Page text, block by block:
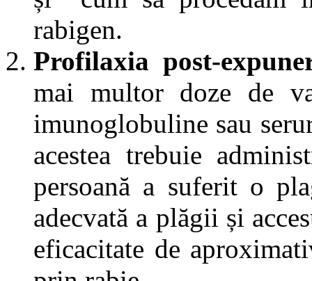
rabigen.
Profilaxia post-
mai multor doze de
imunoglobuline sau
acestea trebuie
persoană a suferit o
adecvată a plăgii și
eficacitate de